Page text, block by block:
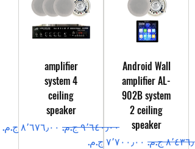
Android Wall
amplifier AL-
902B system
2 ceiling
speaker
عادي
سعر البيع
amplifier
system 4
ceiling
speaker
سعر عادي
سعر البيع